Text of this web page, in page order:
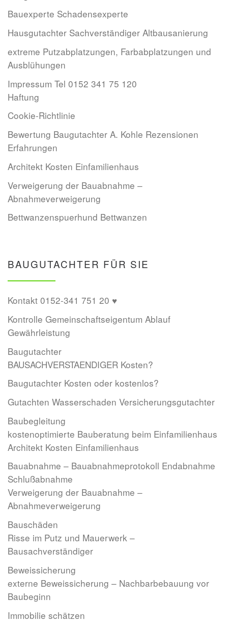
Bauexperte Schadensexperte
Hausgutachter Sachverständiger Altbausanierung
extreme Putzabplatzungen, Farbabplatzungen und
Ausblühungen
Impressum Tel 0152 341 75 120
Haftung
Cookie-Richtlinie
Bewertung Baugutachter A. Kohle Rezensionen
Erfahrungen
Architekt Kosten Einfamilienhaus
Verweigerung der Bauabnahme –
Abnahmeverweigerung
Bettwanzenspuerhund Bettwanzen
BAUGUTACHTER FÜR SIE
Kontakt 0152-341 751 20 ♥
Kontrolle Gemeinschaftseigentum Ablauf
Gewährleistung
Baugutachter
BAUSACHVERSTAENDIGER Kosten?
Baugutachter Kosten oder kostenlos?
Gutachten Wasserschaden Versicherungsgutachter
Baubegleitung
kostenoptimierte Bauberatung beim Einfamilienhaus
Architekt Kosten Einfamilienhaus
Bauabnahme – Bauabnahmeprotokoll Endabnahme
Schlußabnahme
Verweigerung der Bauabnahme –
Abnahmeverweigerung
Bauschäden
Risse im Putz und Mauerwerk –
Bausachverständiger
Beweissicherung
externe Beweissicherung – Nachbarbebauung vor
Baubeginn
Immobilie schätzen